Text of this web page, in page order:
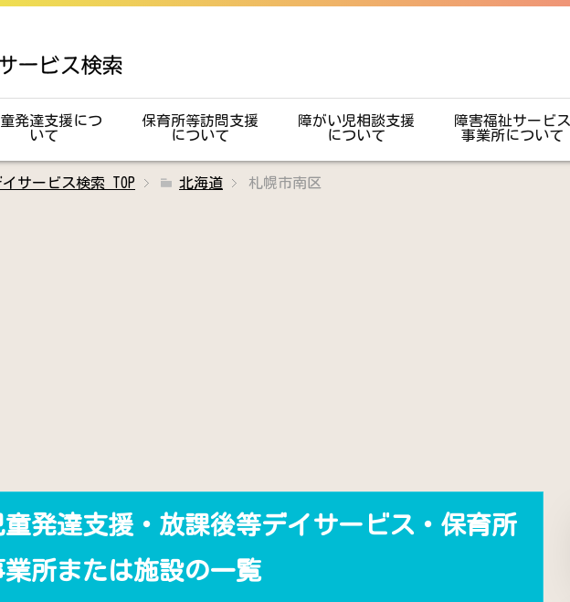
発達支援につ
いて
保育所等訪問支援
について
障がい児相談支援
について
障害福祉サービス
事業所について
サービス検索 TOP 北海道 札幌市南区
発達支援・放課後等デイサービス・保育所
所または施設の一覧